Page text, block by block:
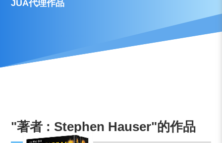
JUA代理作品
"著者 : Stephen Hauser"的作品